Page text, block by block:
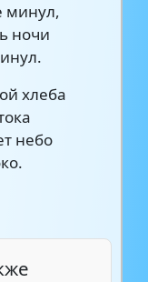
минул,
ночи
хлеба
небо